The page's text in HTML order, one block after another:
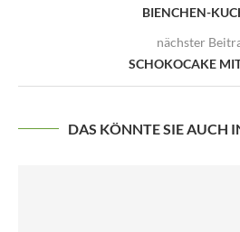
BIENCHEN-
nächster
SCHOKOCAKE
DAS KÖNNTE SIE AUCH